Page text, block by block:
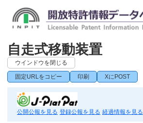
自走式移動装置
ウインドウを閉じる
固定URLをコピー 印刷 XにPOST
公開公報を見る 登録公報を見る 経過情報を見る